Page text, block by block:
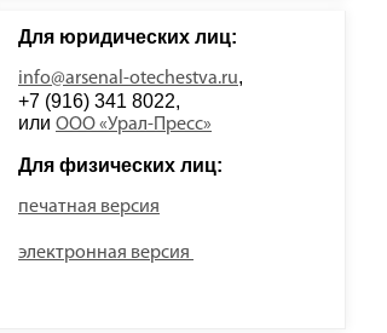
Для юридических лиц:
info@arsenal-otechestva.ru,
+7 (916) 341 8022,
или ООО «Урал-Пресс»
Для физических лиц:
печатная версия
электронная версия